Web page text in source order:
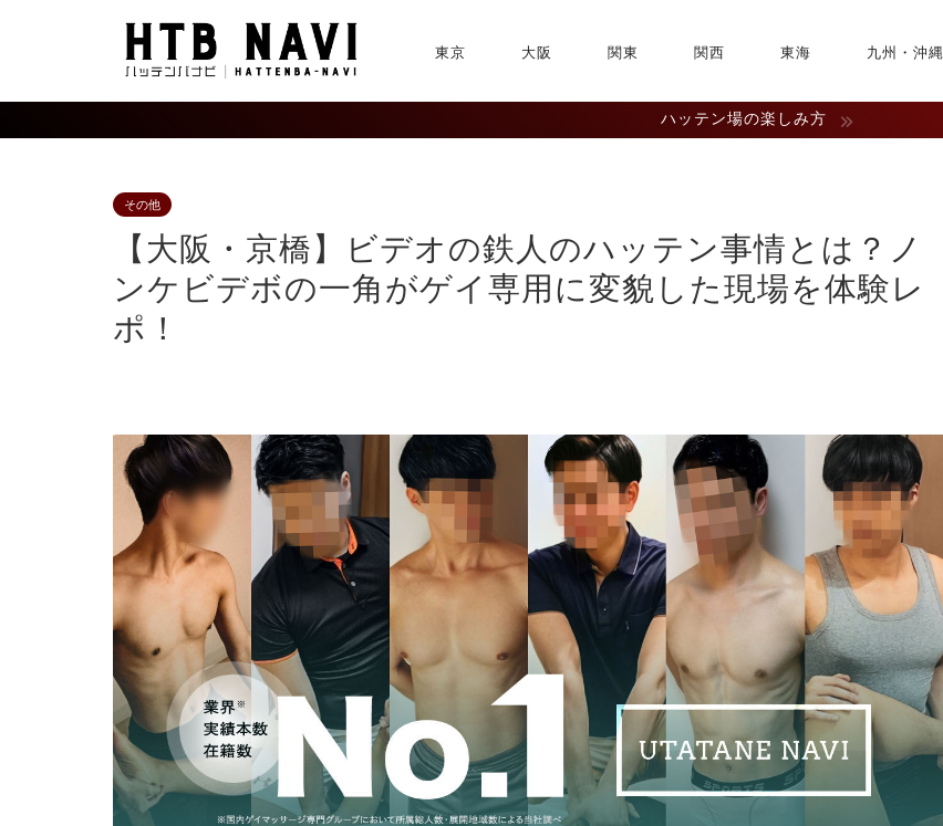
東京 大阪 関東 関西 東海 九州・沖縄
ハッテン場の楽しみ方
その他
【大阪・京橋】ビデオの鉄人のハッテン事情とは？ノ
ンケビデボの一角がゲイ専用に変貌した現場を体験レ
ポ！